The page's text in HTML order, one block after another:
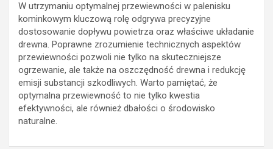
W utrzymaniu optymalnej przewiewności w palenisku
kominkowym kluczową rolę odgrywa precyzyjne
dostosowanie dopływu powietrza oraz właściwe układanie
drewna. Poprawne zrozumienie technicznych aspektów
przewiewności pozwoli nie tylko na skuteczniejsze
ogrzewanie, ale także na oszczędność drewna i redukcję
emisji substancji szkodliwych. Warto pamiętać, że
optymalna przewiewność to nie tylko kwestia
efektywności, ale również dbałości o środowisko
naturalne.